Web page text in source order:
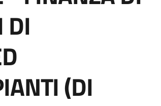
DI
(DI